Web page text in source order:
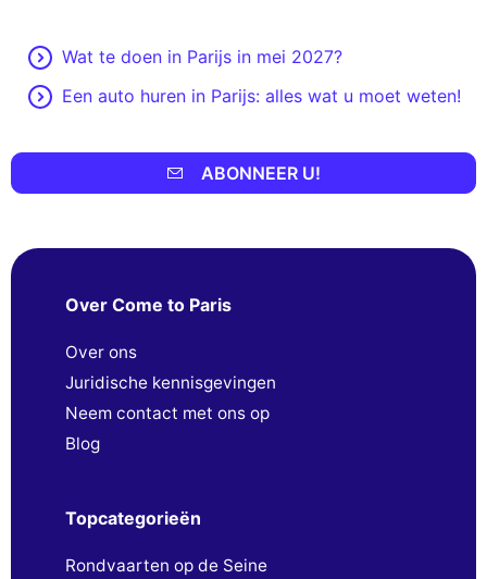
Wat te doen in Parijs in mei 2027?
Een auto huren in Parijs: alles wat u moet weten!
ABONNEER U!
Over Come to Paris
Over ons
Juridische kennisgevingen
Neem contact met ons op
Blog
Topcategorieën
Rondvaarten op de Seine